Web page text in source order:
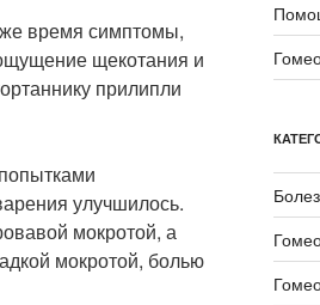
же время симптомы,
щекотания и
прилипли
улучшилось.
мокротой, а
мокротой, болью